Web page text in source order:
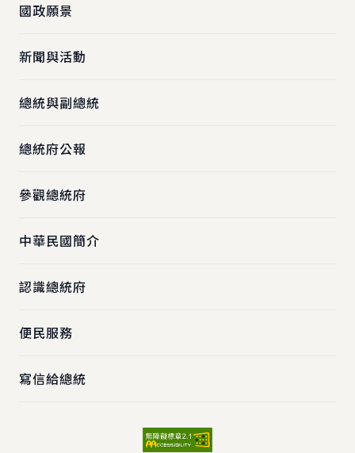
國政願景
新聞與活動
總統與副總統
總統府公報
參觀總統府
中華民國簡介
認識總統府
便民服務
寫信給總統